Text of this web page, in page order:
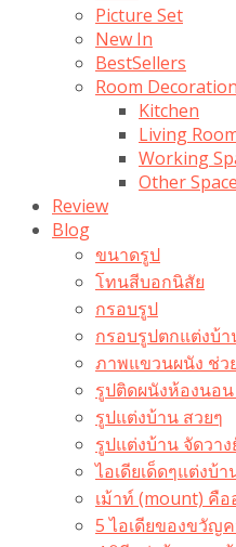
Picture Set
New In
BestSellers
Room Decoration
Kitchen
Living
Working
Other Space
Review
Blog
ขนาดรูป
โทนสีบอกนิสัย
กรอบรูป
กรอบรูปตกแต่งบ้
ภาพแขวนผนัง ช่ว
รูปติดผนังห้องนอ
รูปแต่งบ้าน สวยๆ
รูปแต่งบ้าน จัดวา
ไอเดียเด็ดๆแต่งบ้
เม้าท์ (mount) คือ
5 ไอเดียของขวัญ